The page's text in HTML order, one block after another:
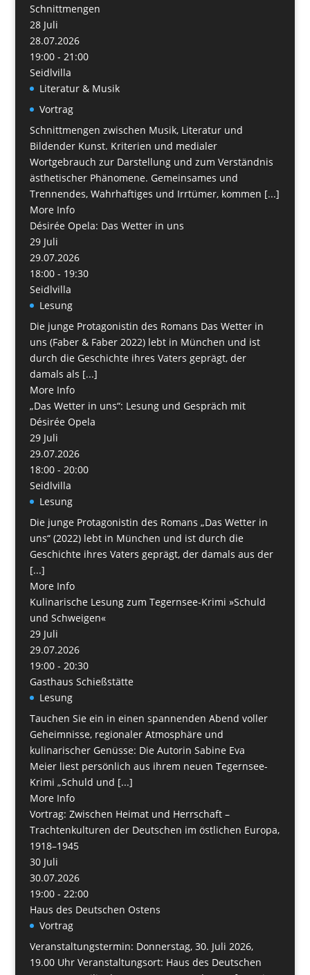
Schnittmengen
28 Juli
28.07.2026
19:00 - 21:00
Seidlvilla
Literatur & Musik
Vortrag
Schnittmengen zwischen Musik, Literatur und
Bildender Kunst. Kriterien und medialer
Wortgebrauch zur Darstellung und zum Verständnis
ästhetischer Phänomene. Gemeinsames und
Trennendes, Wahrhaftiges und Irrtümer, kommen [...]
More Info
Désirée Opela: Das Wetter in uns
29 Juli
29.07.2026
18:00 - 19:30
Seidlvilla
Lesung
Die junge Protagonistin des Romans Das Wetter in
uns (Faber & Faber 2022) lebt in München und ist
durch die Geschichte ihres Vaters geprägt, der
damals als [...]
More Info
„Das Wetter in uns“: Lesung und Gespräch mit
Désirée Opela
29 Juli
29.07.2026
18:00 - 20:00
Seidlvilla
Lesung
Die junge Protagonistin des Romans „Das Wetter in
uns“ (2022) lebt in München und ist durch die
Geschichte ihres Vaters geprägt, der damals aus der
[...]
More Info
Kulinarische Lesung zum Tegernsee-Krimi »Schuld
und Schweigen«
29 Juli
29.07.2026
19:00 - 20:30
Gasthaus Schießstätte
Lesung
Tauchen Sie ein in einen spannenden Abend voller
Geheimnisse, regionaler Atmosphäre und
kulinarischer Genüsse: Die Autorin Sabine Eva
Meier liest persönlich aus ihrem neuen Tegernsee-
Krimi „Schuld und [...]
More Info
Vortrag: Zwischen Heimat und Herrschaft –
Trachtenkulturen der Deutschen im östlichen Europa,
1918–1945
30 Juli
30.07.2026
19:00 - 22:00
Haus des Deutschen Ostens
Vortrag
Veranstaltungstermin: Donnerstag, 30. Juli 2026,
19.00 Uhr Veranstaltungsort: Haus des Deutschen